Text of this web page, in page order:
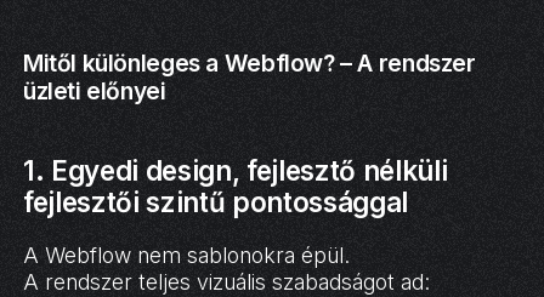
Mitől különleges a Webflow? – A rendszer
üzleti előnyei
1. Egyedi design, fejlesztő nélküli
fejlesztői szintű pontossággal
A Webflow nem sablonokra épül.
A rendszer teljes vizuális szabadságot ad: